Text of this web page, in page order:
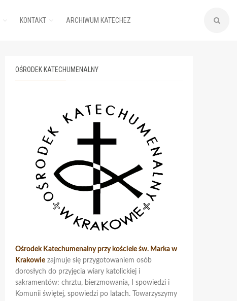
KONTAKT ARCHIWUM KATECHEZ
OŚRODEK KATECHUMENALNY
Ośrodek Katechumenalny przy kościele św. Marka w
Krakowie zajmuje się przygotowaniem osób
dorosłych do przyjęcia wiary katolickiej i
sakramentów: chrztu, bierzmowania, I spowiedzi i
Komunii świętej, spowiedzi po latach. Towarzyszymy